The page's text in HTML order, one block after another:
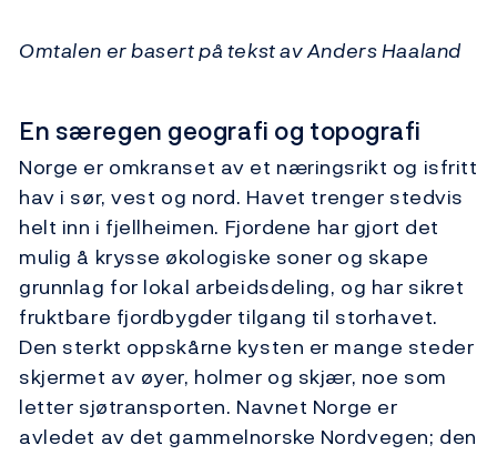
Omtalen er basert på tekst av Anders Haaland
En særegen geografi og topografi
Norge er omkranset av et næringsrikt og isfritt
hav i sør, vest og nord. Havet trenger stedvis
helt inn i fjellheimen. Fjordene har gjort det
mulig å krysse økologiske soner og skape
grunnlag for lokal arbeidsdeling, og har sikret
fruktbare fjordbygder tilgang til storhavet.
Den sterkt oppskårne kysten er mange steder
skjermet av øyer, holmer og skjær, noe som
letter sjøtransporten. Navnet Norge er
avledet av det gammelnorske Nordvegen; den